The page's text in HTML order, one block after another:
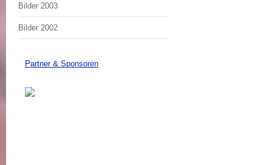
Bilder 2003
Bilder 2002
Partner & Sponsoren